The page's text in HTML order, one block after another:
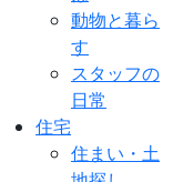
動物と暮ら
す
スタッフの
日常
住宅
住まい・土